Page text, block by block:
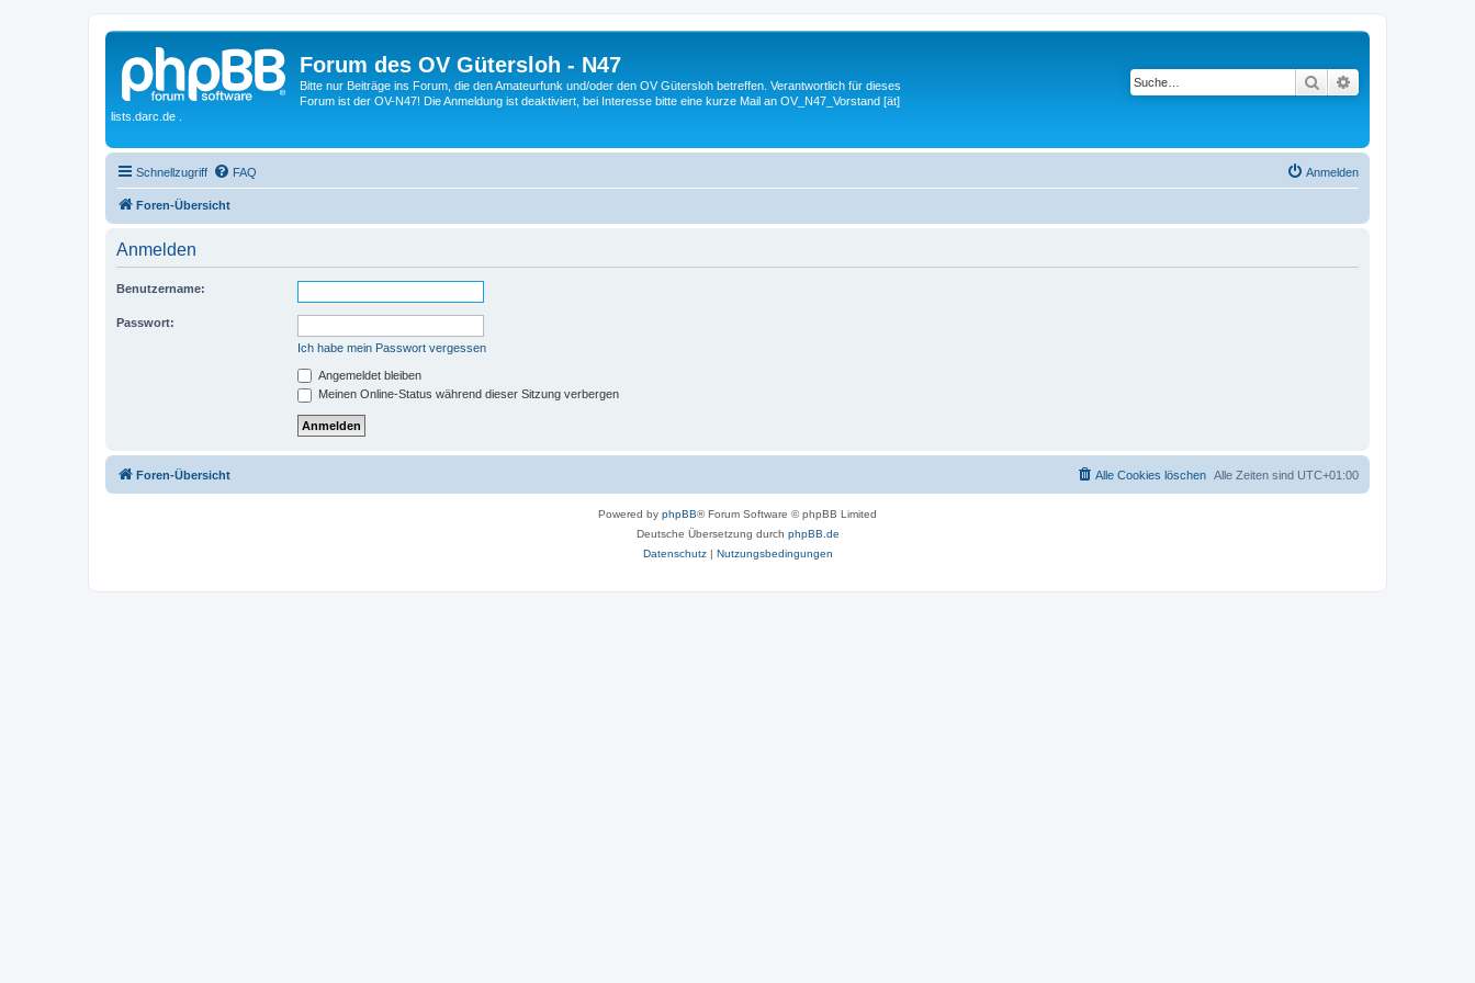
Forum des OV Gütersloh - N47
Bitte nur Beiträge ins Forum, die den Amateurfunk und/oder den OV Gütersloh betreffen. Verantwortlich für dieses
Forum ist der OV-N47! Die Anmeldung ist deaktiviert, bei Interesse bitte eine kurze Mail an OV_N47_Vorstand [ät]
lists.darc.de .
Suche
Schnellzugriff FAQ Anmelden
Foren-Übersicht
Anmelden
Benutzername:
Passwort:
Ich habe mein Passwort vergessen
Angemeldet bleiben
Meinen Online-Status während dieser Sitzung verbergen
Foren-Übersicht Alle Zeiten sind UTC+01:00
Alle Cookies löschen
Powered by phpBB® Forum Software © phpBB Limited
Deutsche Übersetzung durch phpBB.de
Datenschutz| Nutzungsbedingungen